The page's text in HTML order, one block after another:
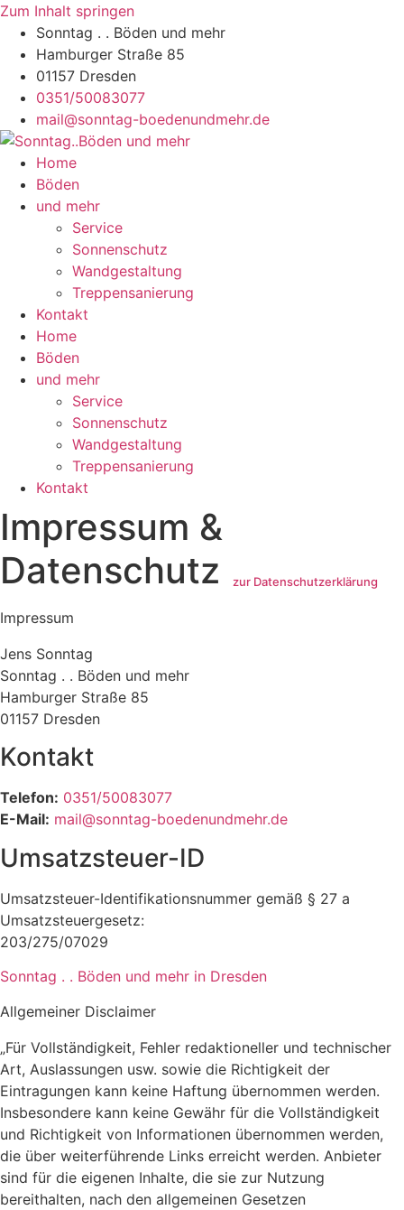
Zum Inhalt springen
Sonntag . . Böden und mehr
Hamburger Straße 85
01157 Dresden
0351/50083077
mail@sonntag-boedenundmehr.de
Home
Böden
und mehr
Service
Sonnenschutz
Wandgestaltung
Treppensanierung
Kontakt
Home
Böden
und mehr
Service
Sonnenschutz
Wandgestaltung
Treppensanierung
Kontakt
Impressum &
Datenschutz
zur Datenschutzerklärung
Impressum
Jens Sonntag
Sonntag . . Böden und mehr
Hamburger Straße 85
01157 Dresden
Kontakt
Telefon: 0351/50083077
E-Mail: mail@sonntag-boedenundmehr.de
Umsatzsteuer-ID
Umsatzsteuer-Identifikationsnummer gemäß § 27 a
Umsatzsteuergesetz:
203/275/07029
Sonntag . . Böden und mehr in Dresden
Allgemeiner Disclaimer
„Für Vollständigkeit, Fehler redaktioneller und technischer
Art, Auslassungen usw. sowie die Richtigkeit der
Eintragungen kann keine Haftung übernommen werden.
Insbesondere kann keine Gewähr für die Vollständigkeit
und Richtigkeit von Informationen übernommen werden,
die über weiterführende Links erreicht werden. Anbieter
sind für die eigenen Inhalte, die sie zur Nutzung
bereithalten, nach den allgemeinen Gesetzen